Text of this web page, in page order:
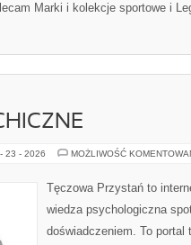
Marki i kolekcje sportowe i
23 - 2026 MOŻLIWOŚĆ
Tęczowa Przystań to
wiedza psychologiczna
doświadczeniem. To